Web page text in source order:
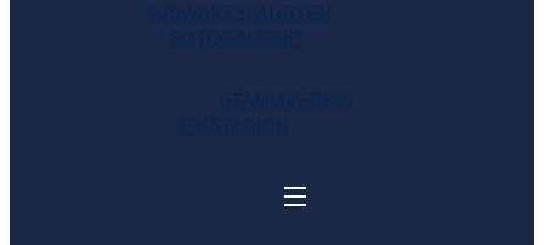
AUSWÄRTSFAHRTEN
FOTOGALERIE
STAMMVEREIN
EISSTADION